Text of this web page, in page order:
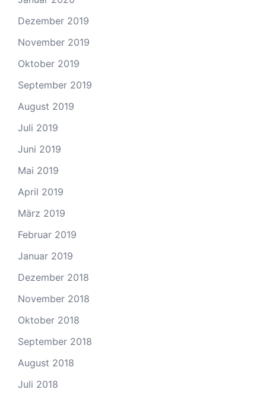
Dezember 2019
November 2019
Oktober 2019
September 2019
August 2019
Juli 2019
Juni 2019
Mai 2019
April 2019
März 2019
Februar 2019
Januar 2019
Dezember 2018
November 2018
Oktober 2018
September 2018
August 2018
Juli 2018